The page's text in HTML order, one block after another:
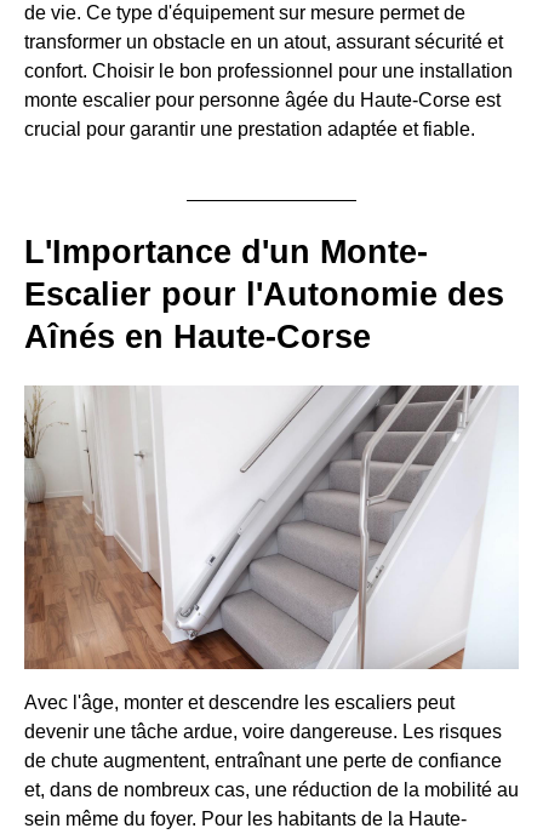
de vie. Ce type d'équipement sur mesure permet de
transformer un obstacle en un atout, assurant sécurité et
confort. Choisir le bon professionnel pour une installation
monte escalier pour personne âgée du Haute-Corse est
crucial pour garantir une prestation adaptée et fiable.
L'Importance d'un Monte-
Escalier pour l'Autonomie des
Aînés en Haute-Corse
Avec l'âge, monter et descendre les escaliers peut
devenir une tâche ardue, voire dangereuse. Les risques
de chute augmentent, entraînant une perte de confiance
et, dans de nombreux cas, une réduction de la mobilité au
sein même du foyer. Pour les habitants de la Haute-